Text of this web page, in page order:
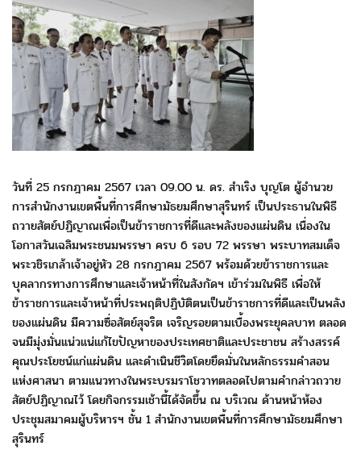
วันที่ 25 กรกฎาคม 2567 เวลา 09.00 น. ดร. สำเริง บุญโต ผู้อำนวย
การสำนักงานเขตพื้นที่การศึกษามัธยมศึกษาสุรินทร์ เป็นประธานในพิธี
ถวายสัตย์ปฏิญาณเพื่อเป็นข้าราชการที่ดีและพลังของแผ่นดิน เนื่องใน
โอกาสวันเฉลิมพระชนมพรรษา ครบ 6 รอบ 72 พรรษา พระบาทสมเด็จ
พระวชิรเกล้าเจ้าอยู่หัว 28 กรกฎาคม 2567 พร้อมด้วยข้าราชการและ
บุคลากรทางการศึกษาและเจ้าหน้าที่ในสังกัดฯ เข้าร่วมในพิธี เพื่อให้
ข้าราชการและเจ้าหน้าที่ประพฤติปฏิบัติตนเป็นข้าราชการที่ดีและเป็นพลัง
ของแผ่นดิน มีความซื่อสัตย์สุจริต เจริญรอยตามเบื้องพระยุคลบาท ตลอด
จนมีมุ่งมั่นแน่วแน่แก้ไขปัญหาของประเทศชาติและประชาชน สร้างสรรค์
คุณประโยชน์แก่แผ่นดิน และดำเนินชีวิตโดยยึดมั่นในหลักธรรมคำสอน
แห่งศาสนา ตามแนวทางในพระบรมราโชวาทตลอดไปตามคำกล่าวถวาย
สัตย์ปฏิญาณไว้ โดยกิจกรรมเช้านี้ได้จัดขึ้น ณ บริเวณ ด้านหน้าห้อง
ประชุมสมาคมผู้บริหารฯ ชั้น 1 สำนักงานเขตพื้นที่การศึกษามัธยมศึกษา
สุรินทร์